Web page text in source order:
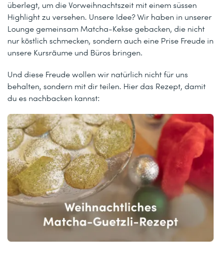
überlegt, um die Vorweihnachtszeit mit einem süssen
Highlight zu versehen. Unsere Idee? Wir haben in unserer
Lounge gemeinsam Matcha-Kekse gebacken, die nicht
nur köstlich schmecken, sondern auch eine Prise Freude in
unsere Kursräume und Büros bringen.
Und diese Freude wollen wir natürlich nicht für uns
behalten, sondern mit dir teilen. Hier das Rezept, damit
du es nachbacken kannst: